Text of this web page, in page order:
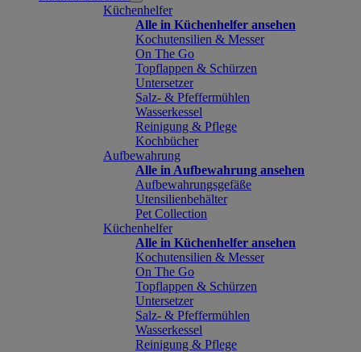
Küchenhelfer
Alle in Küchenhelfer ansehen
Kochutensilien & Messer
On The Go
Topflappen & Schürzen
Untersetzer
Salz- & Pfeffermühlen
Wasserkessel
Reinigung & Pflege
Kochbücher
Aufbewahrung
Alle in Aufbewahrung ansehen
Aufbewahrungsgefäße
Utensilienbehälter
Pet Collection
Küchenhelfer
Alle in Küchenhelfer ansehen
Kochutensilien & Messer
On The Go
Topflappen & Schürzen
Untersetzer
Salz- & Pfeffermühlen
Wasserkessel
Reinigung & Pflege